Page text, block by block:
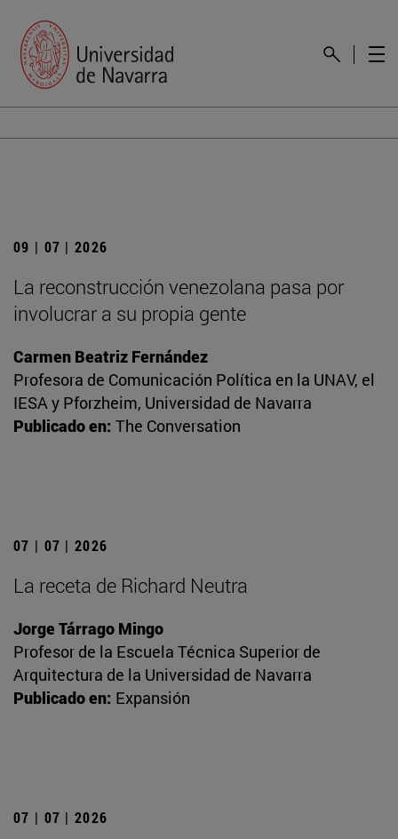
09 | 07 | 2026
La reconstrucción venezolana pasa por
involucrar a su propia gente
Carmen Beatriz Fernández
Profesora de Comunicación Política en la UNAV, el
IESA y Pforzheim, Universidad de Navarra
Publicado en: The Conversation
07 | 07 | 2026
La receta de Richard Neutra
Jorge Tárrago Mingo
Profesor de la Escuela Técnica Superior de
Arquitectura de la Universidad de Navarra
Publicado en: Expansión
07 | 07 | 2026